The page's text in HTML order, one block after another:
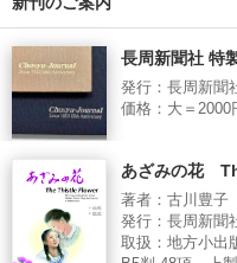
長周新聞社 特
発行：長周新聞
価格：大＝2000
あざみの花
著者：古川豊子
発行：長周新聞
取扱：地方小出